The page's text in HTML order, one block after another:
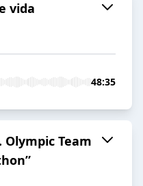
vida
48:35
Olympic Team